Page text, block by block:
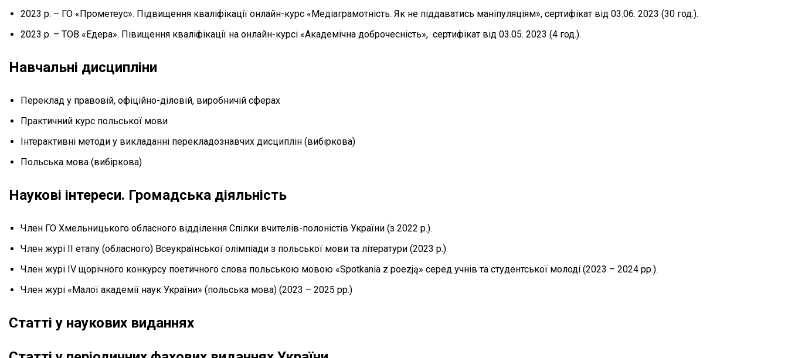
2023 р. – ГО «Прометеус». Підвищення кваліфікації онлайн-курс «Медіаграмотність. Як не піддаватись маніпуляціям», сертифікат від 03.06. 2023 (30 год.).
2023 р. – ТОВ «Едера». Півищення кваліфікації на онлайн-курсі «Академічна доброчесність», сертифікат від 03.05. 2023 (4 год.).
Навчальні дисципліни
Переклад у правовій, офіційно-діловій, виробничій сферах
Практичний курс польської мови
Інтерактивні методи у викладанні перекладознавчих дисциплін (вибіркова)
Польська мова (вибіркова)
Наукові інтереси. Громадська діяльність
Член ГО Хмельницького обласного відділення Спілки вчителів-полоністів України (з 2022 р.).
Член журі ІІ етапу (обласного) Всеукраїнської олімпіади з польської мови та літератури (2023 р.)
Член журі IV щорічного конкурсу поетичного слова польською мовою «Spotkaniа z poezją» серед учнів та студентської молоді (2023 – 2024 рр.).
Член журі «Малої академії наук України» (польська мова) (2023 – 2025 рр.)
Статті у наукових виданнях